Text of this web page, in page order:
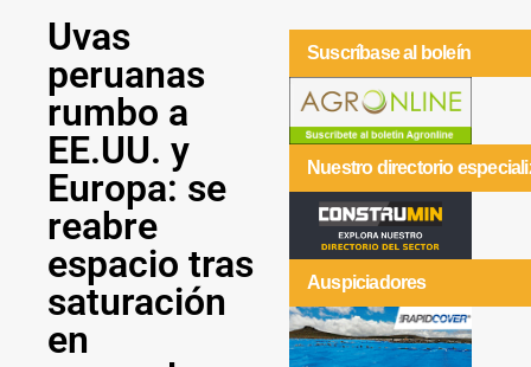
Uvas
peruanas
rumbo a
EE.UU. y
Europa: se
reabre
espacio tras
saturación
en
Suscríbase al boleín
Nuestro directorio
Auspiciadores